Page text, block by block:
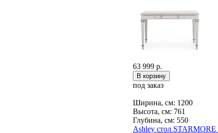
63 999 р.
под заказ
Ширина, см: 1200
Высота, см: 761
Глубина, см: 550
Ashley стол STARMORE